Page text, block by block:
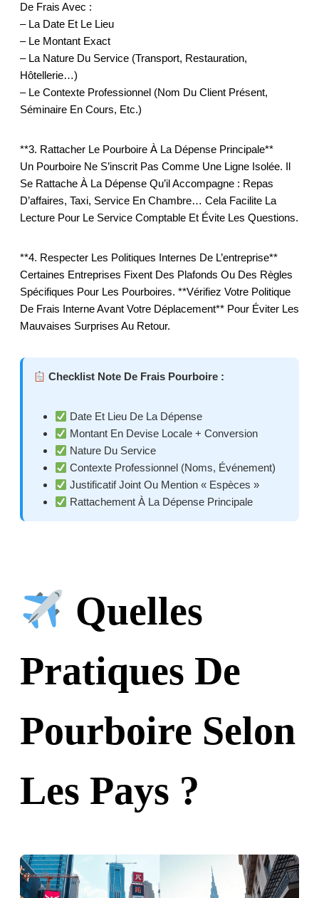
De Frais Avec :
– La Date Et Le Lieu
– Le Montant Exact
– La Nature Du Service (transport, Restauration,
Hôtellerie…)
– Le Contexte Professionnel (nom Du Client Présent,
Séminaire En Cours, Etc.)
**3. Rattacher Le Pourboire À La Dépense Principale**
Un Pourboire Ne S’inscrit Pas Comme Une Ligne Isolée. Il
Se Rattache À La Dépense Qu’il Accompagne : Repas
D’affaires, Taxi, Service En Chambre… Cela Facilite La
Lecture Pour Le Service Comptable Et Évite Les Questions.
**4. Respecter Les Politiques Internes De L’entreprise**
Certaines Entreprises Fixent Des Plafonds Ou Des Règles
Spécifiques Pour Les Pourboires. **Vérifiez Votre Politique
De Frais Interne Avant Votre Déplacement** Pour Éviter Les
Mauvaises Surprises Au Retour.
Checklist Note De Frais Pourboire :
Date Et Lieu De La Dépense
Montant En Devise Locale + Conversion
Nature Du Service
Contexte Professionnel (noms, Événement)
Justificatif Joint Ou Mention « Espèces »
Rattachement À La Dépense Principale
Quelles
Pratiques De
Pourboire Selon
Les Pays ?